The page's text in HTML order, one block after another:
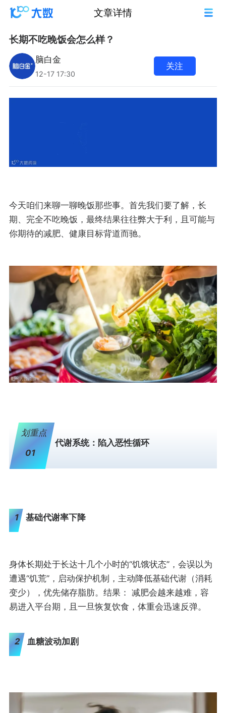
文章详情
长期不吃晚饭会怎么样？
脑白金
12-17 17:30
关注
今天咱们来聊一聊晚饭那些事。首先我们要了解，长
期、完全不吃晚饭，最终结果往往弊大于利，且可能与
你期待的减肥、健康目标背道而驰。
划重点
01
代谢系统：陷入恶性循环
1 基础代谢率下降
身体长期处于长达十几个小时的“饥饿状态”，会误以为
遭遇“饥荒”，启动保护机制，主动降低基础代谢（消耗
变少），优先储存脂肪。结果： 减肥会越来越难，容
易进入平台期，且一旦恢复饮食，体重会迅速反弹。
2 血糖波动加剧